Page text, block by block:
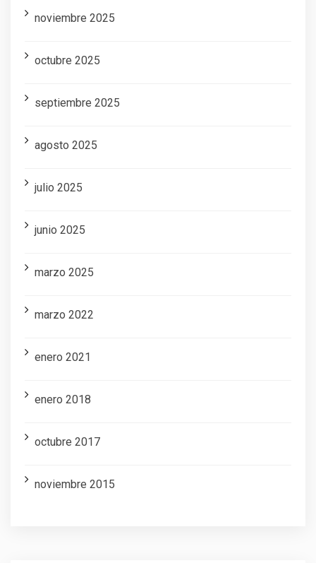
noviembre 2025
octubre 2025
septiembre 2025
agosto 2025
julio 2025
junio 2025
marzo 2025
marzo 2022
enero 2021
enero 2018
octubre 2017
noviembre 2015